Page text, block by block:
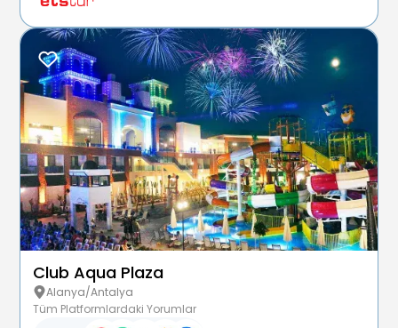
Club Aqua Plaza
Alanya/Antalya
Tüm Platformlardaki Yorumlar